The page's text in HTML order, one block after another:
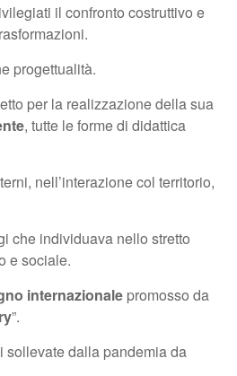
il confronto costruttivo e
progettualità.
per la realizzazione della sua
, tutte le forme di didattica
nell’interazione col territorio,
che individuava nello stretto
e sociale.
internazionale promosso da
”.
sollevate dalla pandemia da